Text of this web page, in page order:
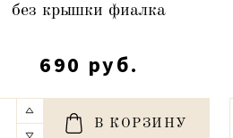
без крышки фиалка
690 руб.
В КОРЗИНУ